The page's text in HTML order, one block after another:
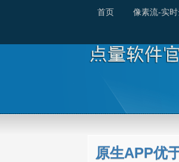
首页 像素流-实
原生APP优